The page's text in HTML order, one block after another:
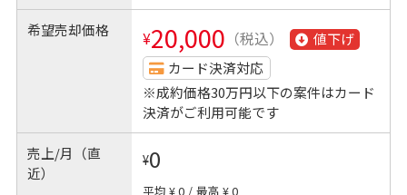
希望売却価格 ¥20,000 （税込）
値下げ
カード決済対応
※成約価格30万円以下の案件はカード
決済がご利用可能です
売上/月（直
近）
¥0
平均 ¥ 0 / 最高 ¥ 0